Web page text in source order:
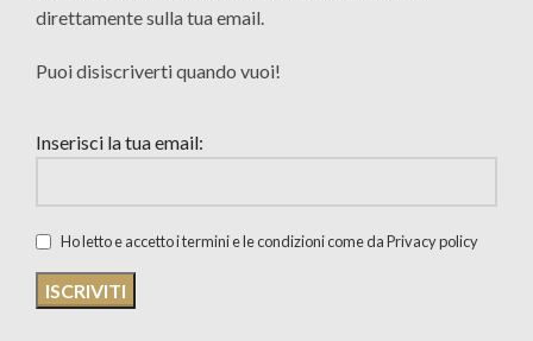
direttamente sulla tua email.
Puoi disiscriverti quando vuoi!
Inserisci la tua email:
Ho letto e accetto i termini e le condizioni come da Privacy policy